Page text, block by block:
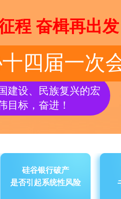
程 奋楫再出发
四届一次
建设、民族复兴的宏
目标，奋进！
硅谷银行破产
是否引起系统性风险